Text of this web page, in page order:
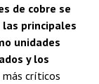
de cobre se
principales
unidades
y los
más críticos